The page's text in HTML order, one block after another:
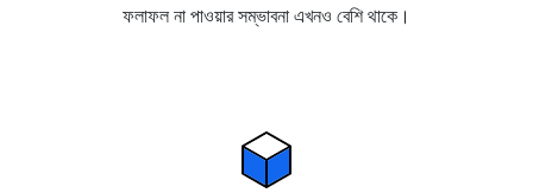
ফলাফল না পাওয়ার সম্ভাবনা এখনও বেশি থাকে।